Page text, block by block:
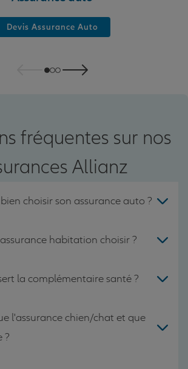
Devis Assurance Auto
fréquentes sur nos
Allianz
choisir son assurance auto ?
habitation choisir ?
la complémentaire santé ?
l'assurance chien/chat et que
?